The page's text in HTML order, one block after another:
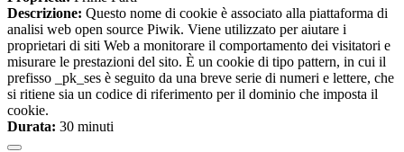
Descrizione: Questo nome di cookie è associato alla piattaforma di
analisi web open source Piwik. Viene utilizzato per aiutare i
proprietari di siti Web a monitorare il comportamento dei visitatori e
misurare le prestazioni del sito. È un cookie di tipo pattern, in cui il
prefisso _pk_ses è seguito da una breve serie di numeri e lettere, che
si ritiene sia un codice di riferimento per il dominio che imposta il
cookie.
Durata: 30 minuti